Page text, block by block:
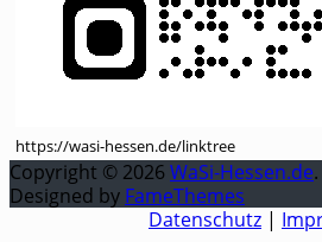
https://wasi-hessen.de/linktree
Copyright © 2026 WaSi-Hessen.de
Designed by FameThemes
Datenschutz |